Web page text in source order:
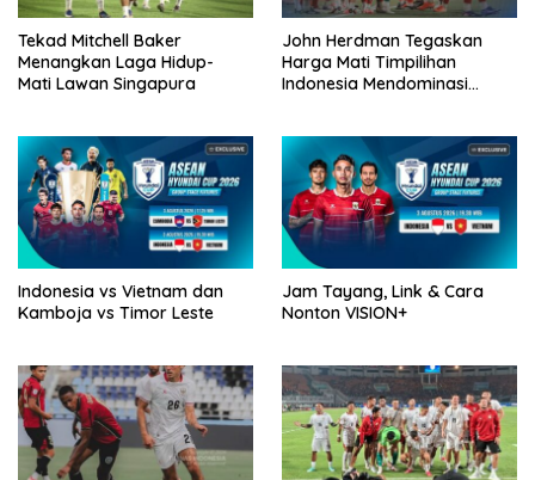
Tekad Mitchell Baker
Menangkan Laga Hidup-
Mati Lawan Singapura
John Herdman Tegaskan
Harga Mati Timpilihan
Indonesia Mendominasi
Indonesia vs Vietnam dan
Kamboja vs Timor Leste
Jam Tayang, Link & Cara
Nonton VISION+